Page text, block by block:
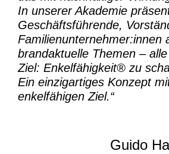
In unserer Akademie
Geschäftsführende,
Familienunternehmer:innen
brandaktuelle Themen –
Ziel: Enkelfähigkeit® zu
Ein einzigartiges Konzept
enkelfähigen Ziel.“
Guido